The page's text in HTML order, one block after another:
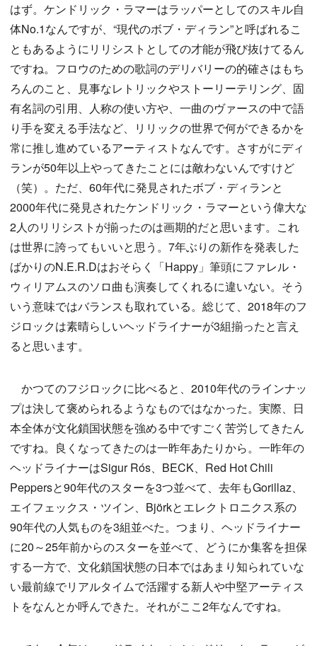
はず。ケンドリック・ラマーはラッパーとしてのスキル自
体No.1なんですが、“現代のボブ・ディラン”と呼ばれるこ
ともあるようにリリシストとしての才能が飛び抜けてるん
ですね。フロウのための歌詞のデリバリーの的確さはもち
ろんのこと、見事なレトリックやストーリーテリング、固
有名詞の引用、人称の使い方や、一曲のヴァースの中で語
り手を変える手法など、リリックの世界で何ができるかを
常に推し進めているアーティストなんです。さすがにディ
ランが50年以上やってきたことには敵わないんですけど
（笑）。ただ、60年代に発見されたボブ・ディランと
2000年代に発見されたケンドリック・ラマーという偉大な
2人のリリシストが揃ったのは画期的だと思います。これ
は世界に誇ってもいいと思う。7年ぶりの新作を発表した
ばかりのN.E.R.Dはおそらく「Happy」筆頭にファレル・
ウィリアムスのソロ曲も演奏してくれるに違いない。そう
いう意味ではバランスも取れている。総じて、2018年のフ
ジロックは素晴らしいヘッドライナーが3組揃ったと言え
ると思います。
かつてのフジロックに比べると、2010年代のラインナッ
プは決して褒められるようなものではなかった。実際、日
本全体が文化鎖国状態を強める中ですごく苦労してきたん
ですね。良くなってきたのは一昨年あたりから。一昨年の
ヘッドライナーはSigur Rós、BECK、Red Hot Chili
Peppersと90年代のスターを3つ並べて、去年もGorillaz、
エイフェックス・ツイン、Björkとエレクトロニクス系の
90年代の人気ものを3組並べた。つまり、ヘッドライナー
に20～25年前からのスターを並べて、どうにか集客を担保
する一方で、文化鎖国状態の日本ではあまり知られていな
い最前線でリアルタイムで活躍する新人や中堅アーティス
トをなんとか呼んできた。それがここ2年なんですね。